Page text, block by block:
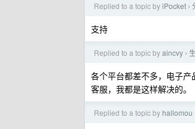
Replied to a topic byiPocket ›
支持
Replied to a topic byaincvy ›
各个平台都差不多，电子
客服，我都是这样解决的。
Replied to a topic by hallomou